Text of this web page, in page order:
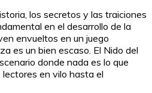
los secretos y las traiciones
en el desarrollo de la
envueltos en un juego
es un bien escaso. El Nido del
donde nada es lo que
en vilo hasta el